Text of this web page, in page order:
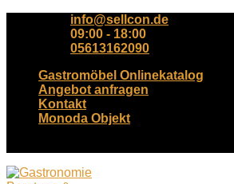
info@sellcon.de
09:00 - 18:00
05613162090
Gastromöbel Onlinekatalog
Angebot anfragen
Kontakt
Monoda Objekt